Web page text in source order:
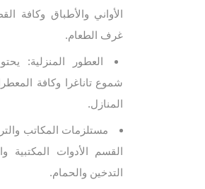
الأواني والأطباق وكافة
غرف الطعام.
العطور المنزلية:
شموع تاناغرا وكافة
المنازل.
مستلزمات المكاتب
القسم الأدوات المكتبية
التدخين والحمام.